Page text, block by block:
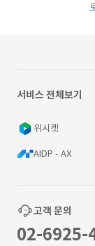
서비스 전체보기
위시켓
AIDP - AX
고객 문의
02-6925-